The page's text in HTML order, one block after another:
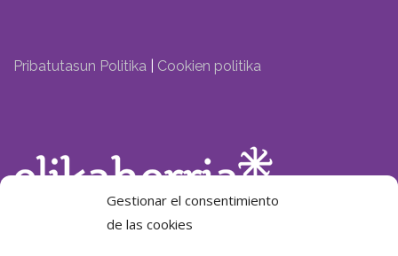
Gestionar el consentimiento
de las cookies
Pribatutasun Politika Cookien politika